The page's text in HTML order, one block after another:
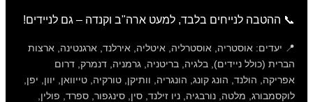
📞 ההטבה לנייחים בלבד, למעט ארה"ב וקנדה – גם לניידים!
📍 יעדים: אוסטריה, אוסטרליה, איטליה, אירלנד, ארגנטינה, ארצות
הברית (כולל ניידים), בלגיה, בריטניה, גרמניה, דנמרק, דרום
אפריקה, הולנד, הונג קונג, הונגריה, וותיקן, טורקיה, טייוואן, יוון, יפן,
לוקסמבורג, מלטה, נורבגיה, ניו זילנד, סין, סינגפור, ספרד, פולין,